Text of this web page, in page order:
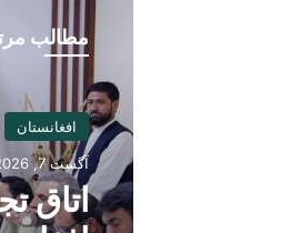
مطالب
افغانستان
آگست 7, 2026
اتاق